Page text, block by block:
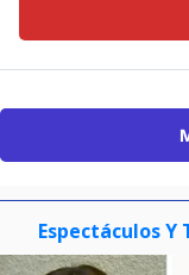
Espectáculos Y